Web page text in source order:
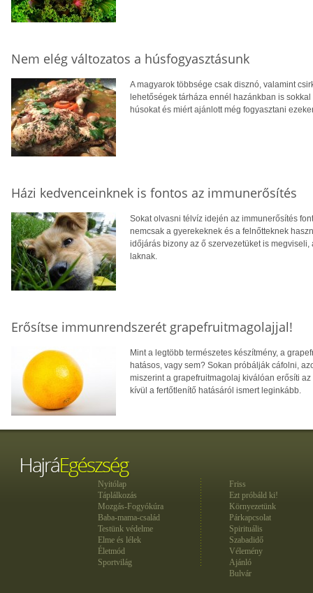
Nem elég változatos a húsfogyasztásunk
A magyarok többsége csak disznó, valamint
lehetőségek tárháza ennél hazánkban is
húsokat és miért ajánlott még fogyasztani
Házi kedvenceinknek is fontos az immunerősítés
Sokat olvasni télvíz idején az immunerősítés
nemcsak a gyerekeknek és a felnőtteknek
időjárás bizony az ő szervezetüket is
laknak.
Erősítse immunrendszerét grapefruitmagolajjal!
Mint a legtöbb természetes készítmény, a
hatásos, vagy sem? Sokan próbálják cáfolni,
miszerint a grapefruitmagolaj kiválóan erősíti
kívül a fertőtlenítő hatásáról ismert leginkább.
Nyitólap
Táplálkozás
Mozgás-Fogyókúra
Baba-mama-család
Testünk védelme
Elme és lélek
Életmód
Sportvilág
Friss
Ezt próbáld ki!
Környezetünk
Párkapcsolat
Spirituális
Szabadidő
Vélemény
Ajánló
Bulvár